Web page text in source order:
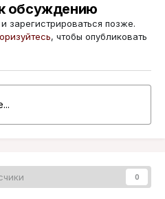
обсуждению
зарегистрироваться позже.
, чтобы опубликовать
0